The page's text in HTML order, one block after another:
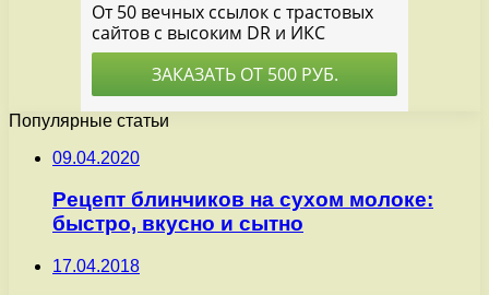
Популярные статьи
09.04.2020
Рецепт блинчиков на сухом молоке:
быстро, вкусно и сытно
17.04.2018